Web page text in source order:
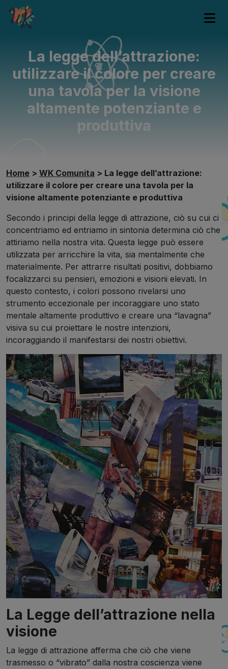
La legge dell’attrazione:
utilizzare il colore per creare
una tavola per la visione
altamente potenziante e
produttiva
Home > WK Comunita > La legge dell’attrazione:
utilizzare il colore per creare una tavola per la
visione altamente potenziante e produttiva
Secondo i principi della legge di attrazione, ciò su cui ci
concentriamo ed entriamo in sintonia determina ciò che
attiriamo nella nostra vita. Questa legge può essere
utilizzata per arricchire la vita, sia mentalmente che
materialmente. Per attrarre risultati positivi, dobbiamo
focalizzarci su pensieri, emozioni e visioni elevati. In
questo contesto, i colori possono rivelarsi uno
strumento eccezionale per incoraggiare uno stato
mentale altamente produttivo e creare una “lavagna”
visiva su cui proiettare le nostre intenzioni,
incoraggiando il manifestarsi dei nostri obiettivi.
La Legge dell’attrazione nella
visione
La legge di attrazione afferma che ciò che viene
trasmesso o “vibrato” dalla nostra coscienza viene